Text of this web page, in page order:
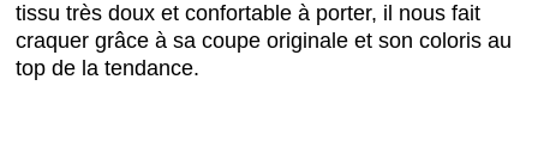
tissu très doux et confortable à porter, il nous fait
craquer grâce à sa coupe originale et son coloris au
top de la tendance.